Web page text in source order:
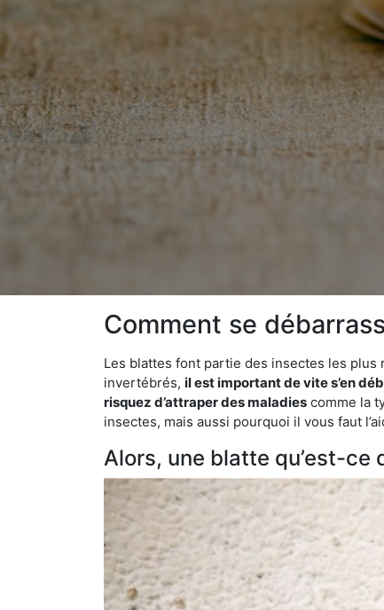
Comment se
Les blattes font partie des insectes les plus
invertébrés, il est important de vite s’en
risquez d’attraper des maladies comme la
insectes, mais aussi pourquoi il vous faut
Alors, une blatte qu’est-ce